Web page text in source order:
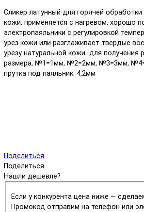
Сликер латунный для горячей обработки
кожи, применяется с нагревом, хорошо
электропаяльники с регулировкой
урез кожи или разглаживает твердые
урезу натуральной кожи для получения
размера, №1=1мм, №2=2мм, №3=3мм,
прутка под паяльник: 4,2мм
Поделиться
Поделиться
Нашли дешевле?
Если у конкурента цена ниже —
Промокод отправим на телефон или